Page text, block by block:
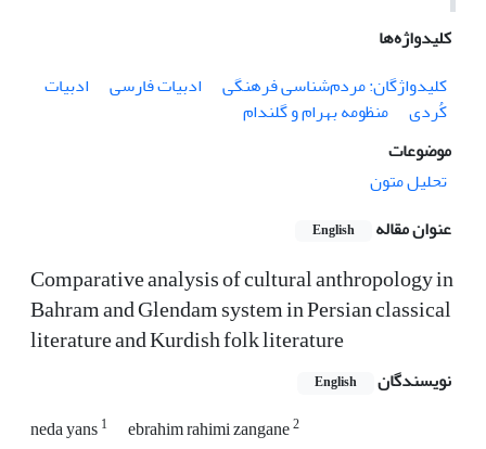
کلیدواژه‌ها
کلیدواژگان: مردم‌شناسی فرهنگی
ادبیات فارسی
ادبیات
کُردی
منظومه بهرام و گلندام
موضوعات
تحلیل متون
عنوان مقاله
English
Comparative analysis of cultural anthropology in
Bahram and Glendam system in Persian classical
literature and Kurdish folk literature
نویسندگان English
neda yans1 ebrahim rahimi zangane2